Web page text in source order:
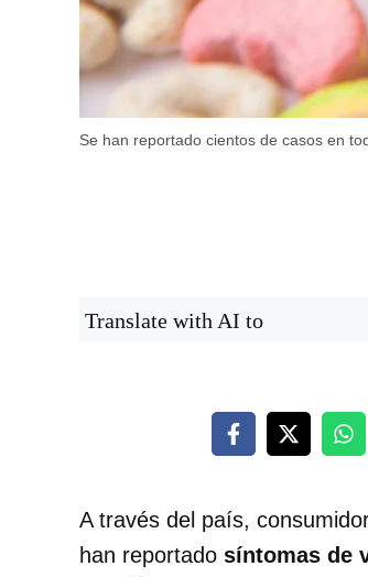
Se han reportado cientos de casos en
Translate with AI to
A través del país,
han reportado síntomas de